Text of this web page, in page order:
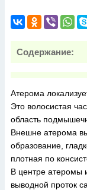
Содержание:
Атерома
Это волосистая
область
Внешне атерома
образование,
плотная по
В центре атеромы
выводной проток